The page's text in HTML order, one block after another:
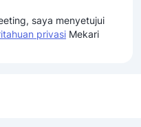
saya menyetujui
privasi Mekari